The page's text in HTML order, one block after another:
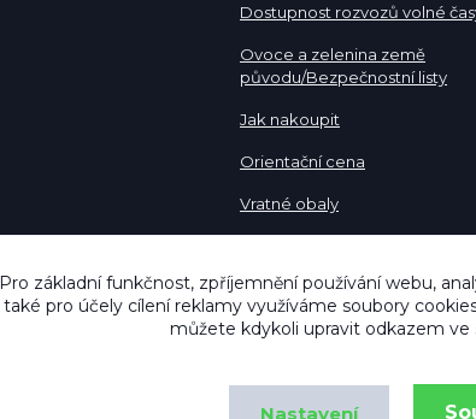
Dostupnost rozvozů volné
Ovoce a zelenina země
původu/Bezpečnostní listy
Jak nakoupit
Orientační cena
Vratné obaly
Pro základní funkčnost, zpříjemnění používání webu,
také pro účely cílení reklamy využíváme soubory
můžete kdykoli upravit odkazem ve
Nastavení